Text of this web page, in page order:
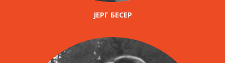
ЈЕРГ БЕСЕР